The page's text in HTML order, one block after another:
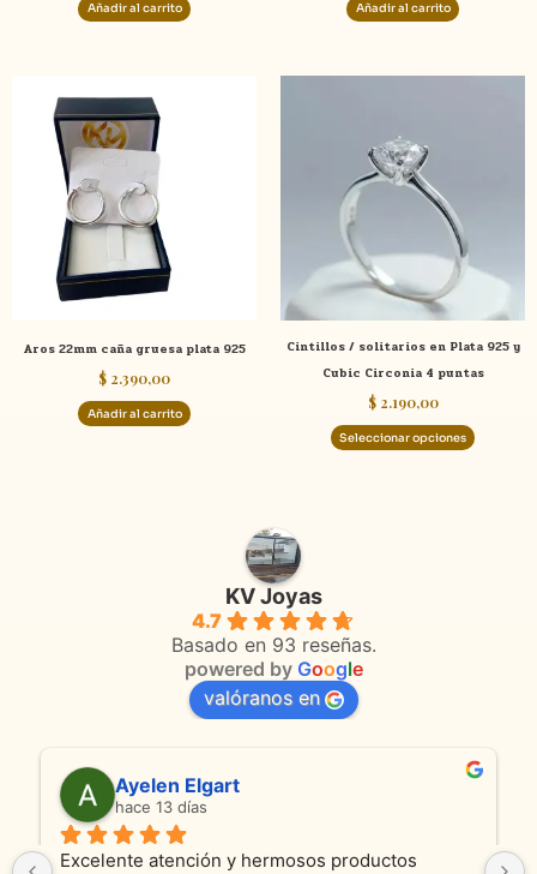
Añadir al carrito Añadir al carrito
Aros 22mm caña gruesa plata 925
$ 2.390,00
Añadir al carrito
Cintillos / solitarios en Plata 925 y
Cubic Circonia 4 puntas
$2.190,00
Seleccionar opciones
se
elegir
en
la
de
KV Joyas
4.7
Basado en 93 reseñas.
powered by Google
valóranos en
Ayelen Elgart
hace 13 días
Excelente atención y hermosos productos